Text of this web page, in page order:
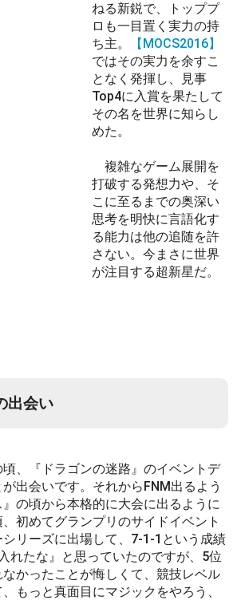
ねる新鋭で、トッププ
ロも一目置く実力の持
ち主。
【MOCS2016】
ではその実力を余すこ
となく発揮し、見事
Top4に入賞を果たして
その名を世界に知らし
めた。
複雑なゲーム展開を
打破する発想力や、そ
こに至るまでの奥深い
思考を明快に言語化す
る能力は他の追随を許
さない。今まさに世界
が注目する超新星だ。
出会い
頃、『ドラゴンの迷路』のイベントデ
出会いです。それからFNM出るよう
の頃から本格的に大会に出るように
初めてグランプリのサイドイベント
リーズに出場して、7-1-1という成績
れたな』と思っていたのですが、5位
かったことが悔しくて、競技レベル
もっと真面目にマジックをやろう、